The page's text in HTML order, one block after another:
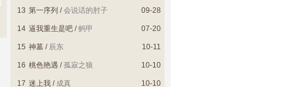
09-28
13 第一序列 /会说话的肘子
07-20
14 逼我重生是吧 /蚂甲
10-11
15 神墓 / 辰东
10-10
16 桃色艳遇 /孤寂之狼
10-10
17 迷上我 / 成真